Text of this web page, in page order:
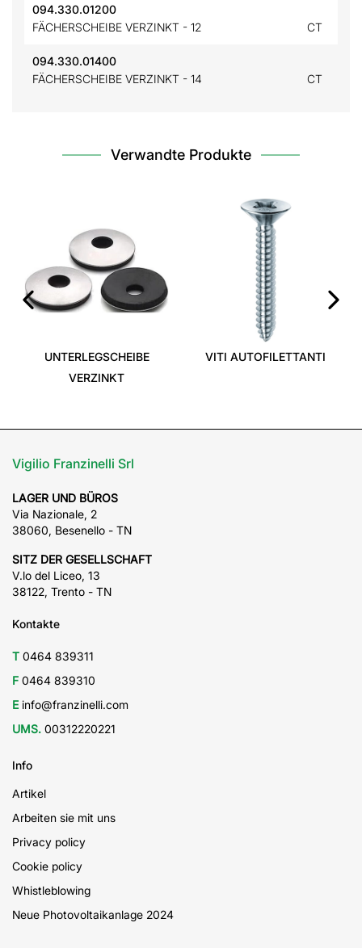
094.330.01200
FÄCHERSCHEIBE VERZINKT - 12
CT
094.330.01400
FÄCHERSCHEIBE VERZINKT - 14
CT
Verwandte Produkte
UNTERLEGSCHEIBE
VERZINKT
VITI AUTOFILETTANTI
Vigilio Franzinelli Srl
LAGER UND BÜROS
Via Nazionale, 2
38060, Besenello - TN
SITZ DER GESELLSCHAFT
V.lo del Liceo, 13
38122, Trento - TN
Kontakte
T 0464 839311
F 0464 839310
E info@franzinelli.com
UMS. 00312220221
Info
Artikel
Arbeiten sie mit uns
Privacy policy
Cookie policy
Whistleblowing
Neue Photovoltaikanlage 2024